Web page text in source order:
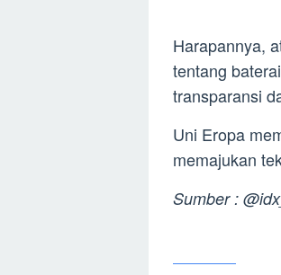
Harapannya,
tentang
transparansi
Uni Eropa
memajukan
Sumber :